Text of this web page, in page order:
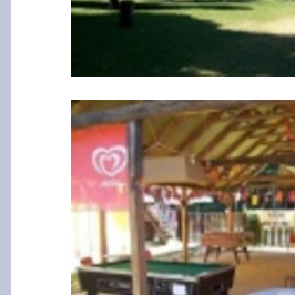
Gazdaság
Letölthető dokumentumok
Civil szervezetek
Híres szülöttek